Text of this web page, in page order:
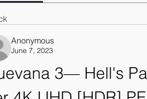
Anonymous
June 7, 2023
3— Hell's